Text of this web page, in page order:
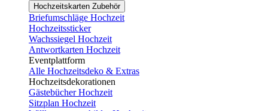
Hochzeitskarten Zubehör
Briefumschläge Hochzeit
Hochzeitssticker
Wachssiegel Hochzeit
Antwortkarten Hochzeit
Eventplattform
Alle Hochzeitsdeko & Extras
Hochzeitsdekorationen
Gästebücher Hochzeit
Sitzplan Hochzeit